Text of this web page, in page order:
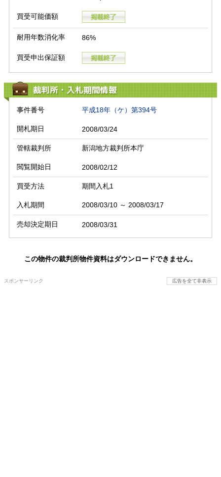
買受可能価額
耐用年数消化率 86%
買受申出保証額
裁判所・入札期間情報
事件番号 平成18年（ケ）第394号
開札期日 2008/03/24
管轄裁判所 新潟地方裁判所本庁
閲覧開始日 2008/02/12
買受方法 期間入札1
入札期間 2008/03/10 ～ 2008/03/17
売却決定期日 2008/03/31
この物件の裁判所物件資料はダウンロードできません。
スポンサーリンク 広告を全て非表示